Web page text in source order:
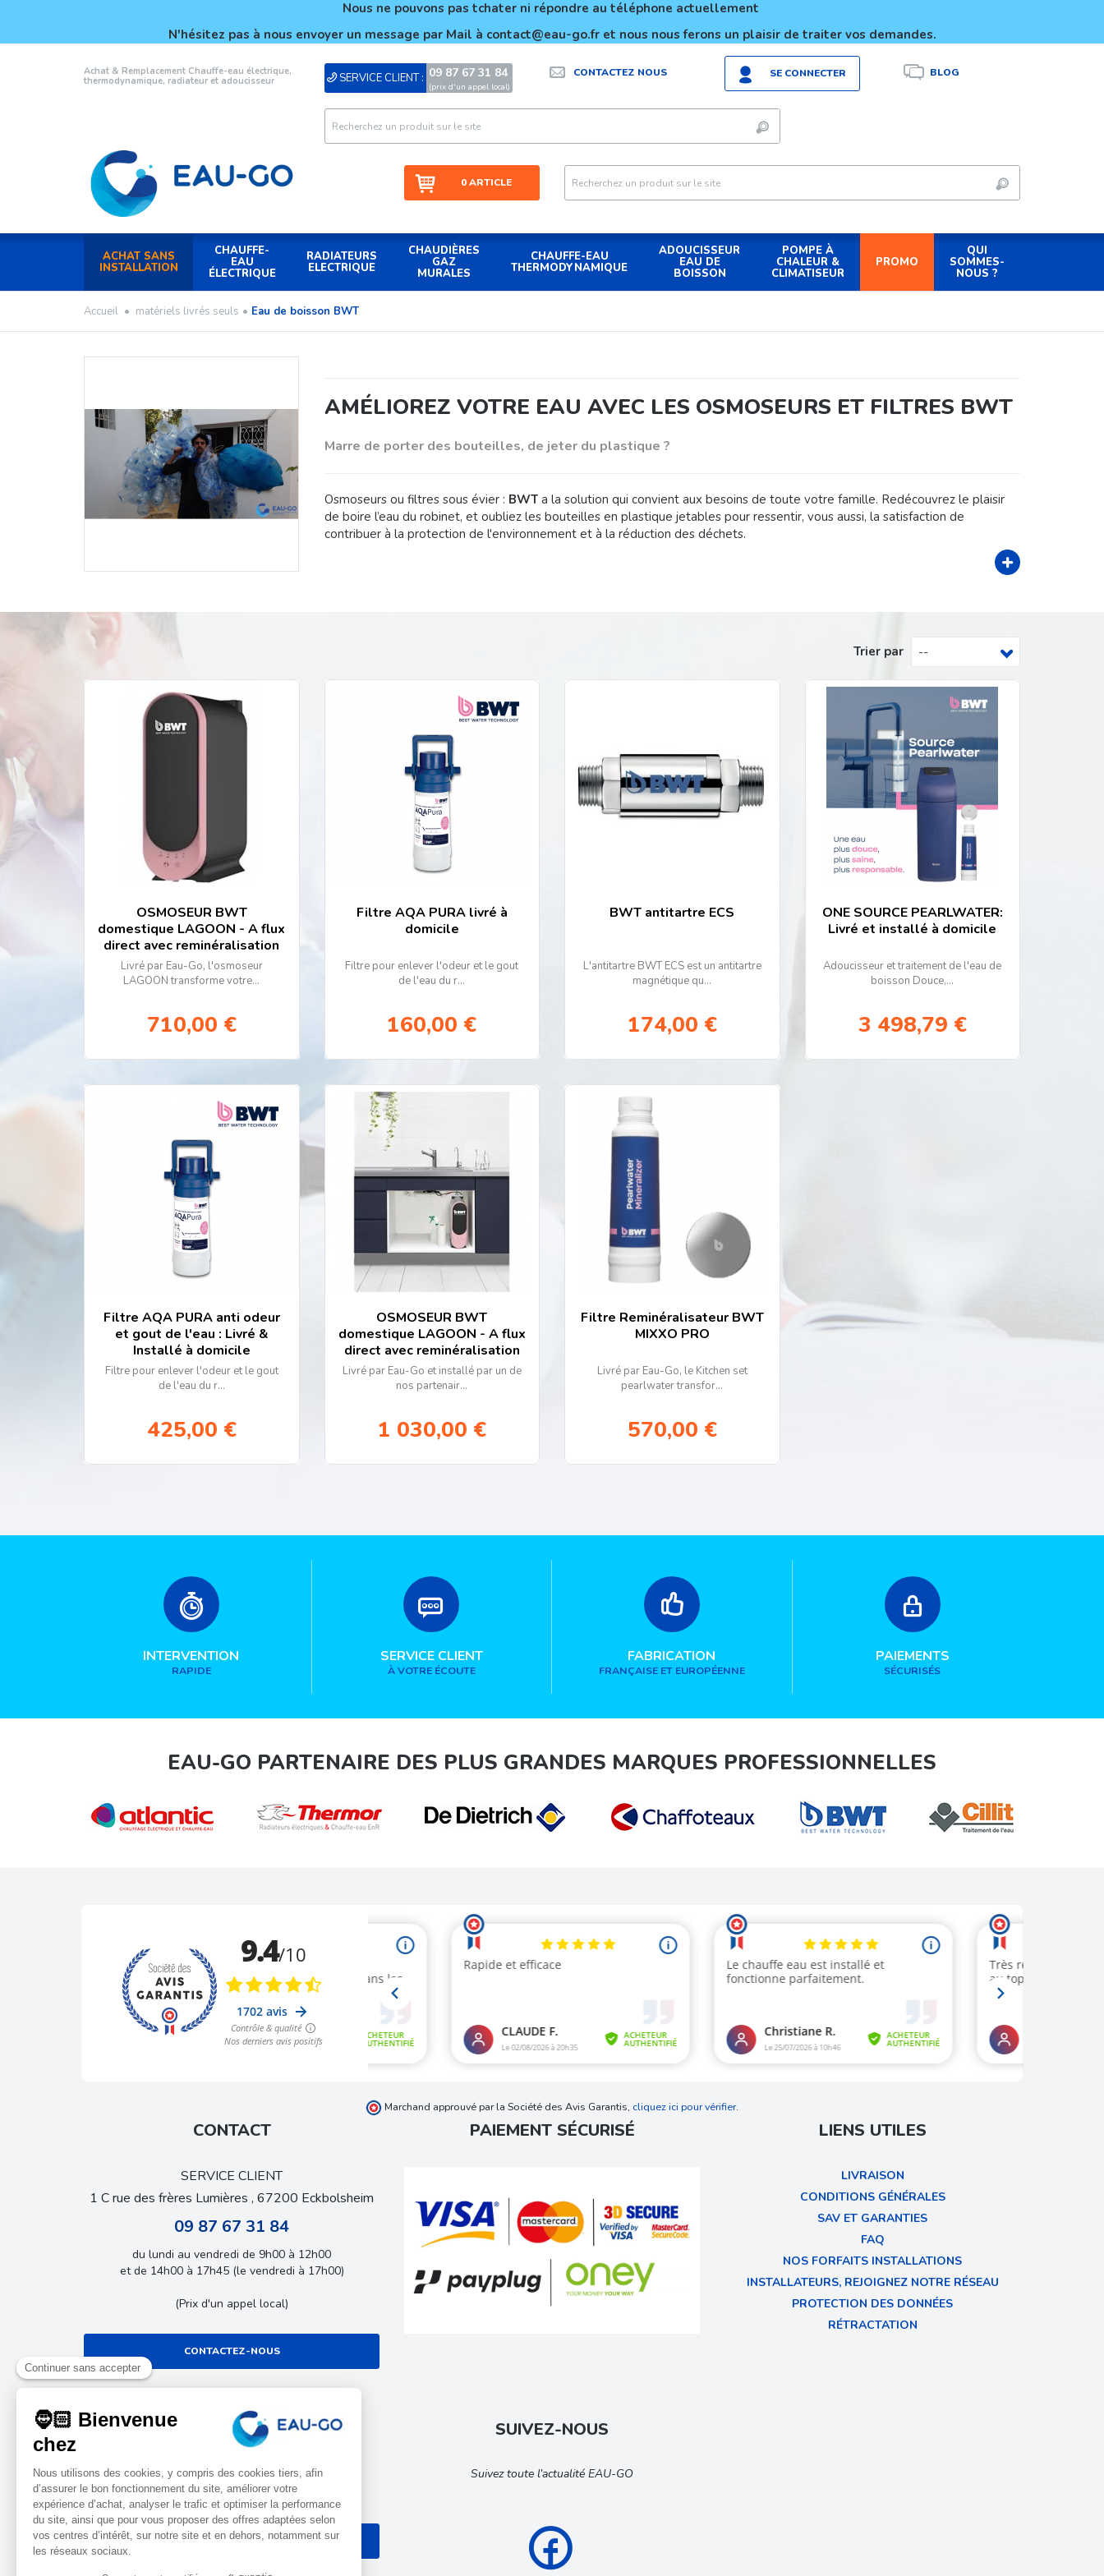
Nous ne pouvons pas tchater ni répondre au téléphone actuellement
N'hésitez pas à nous envoyer un message par Mail à contact@eau-go.fr et nous nous ferons un plaisir de traiter vos demandes.
Achat & Remplacement Chauffe-eau électrique,
thermodynamique, radiateur et adoucisseur
SERVICE CLIENT : 09 87 67 31 84
(prix d'un appel local)
CONTACTEZ NOUS SE CONNECTER BLOG
0 ARTICLE
ACHAT SANS
INSTALLATION
CHAUFFE-
EAU
ÉLECTRIQUE
RADIATEURS
ELECTRIQUE
CHAUDIÈRES
GAZ
MURALES
CHAUFFE-EAU
THERMODYNAMIQUE
ADOUCISSEUR
EAU DE
BOISSON
POMPE À
CHALEUR &
CLIMATISEUR
PROMO
QUI
SOMMES-
NOUS ?
Accueil • matériels livrés seuls • Eau de boisson BWT
AMÉLIOREZ VOTRE EAU AVEC LES OSMOSEURS ET FILTRES BWT
Marre de porter des bouteilles, de jeter du plastique ?
Osmoseurs ou filtres sous évier : BWTa la solution qui convient aux besoins de toute votre famille. Redécouvrez le plaisir
de boire l’eau du robinet, et oubliez les bouteilles en plastique jetables pour ressentir, vous aussi, la satisfaction de
contribuer à la protection de l'environnement et à la réduction des déchets.
conçoit, fabrique et accompagne les solutions de traitement de l'eau pour
7 sites de productiondans le Monde
3 300 collaborateurs
600 collaborateurs en France
2 sites de fabrication en France
26 000 adoucisseurs fabriqués par an
BWT se tourne vers les Hommes et vers l’avenir de la Planète en mettant au point des
produits et services écologiques
et économiques pour le traitement de l’eau.
Trier par --
OSMOSEUR BWT
domestique LAGOON - A flux
direct avec reminéralisation
Livré par Eau-Go, l'osmoseur
LAGOON transforme votre...
710,00 €
Filtre AQA PURA livré à
domicile
Filtre pour enlever l'odeur et le gout
de l'eau du r...
160,00 €
BWT antitartre ECS
L'antitartre BWT ECS est un antitartre
magnétique qu...
174,00 €
ONE SOURCE PEARLWATER:
Livré et installé à domicile
Adoucisseur et traitement de l'eau de
boisson Douce,...
3 498,79 €
Filtre AQA PURA anti odeur
et gout de l'eau : Livré &
Installé à domicile
Filtre pour enlever l'odeur et le gout
de l'eau du r...
425,00 €
OSMOSEUR BWT
domestique LAGOON - A flux
direct avec reminéralisation
livré et inst...
Livré par Eau-Go et installé par un de
nos partenair...
1 030,00 €
Filtre Reminéralisateur BWT
MIXXO PRO
Livré par Eau-Go, le Kitchen set
pearlwater transfor...
570,00 €
INTERVENTION
RAPIDE
SERVICE CLIENT
À VOTRE ÉCOUTE
FABRICATION
FRANÇAISE ET EUROPÉENNE
PAIEMENTS
SÉCURISÉS
EAU-GO PARTENAIRE DES PLUS GRANDES MARQUES PROFESSIONNELLES
Marchand approuvé par la Société des Avis Garantis, cliquez ici pour vérifier.
CONTACT
SERVICE CLIENT
1 C rue des frères Lumières , 67200 Eckbolsheim
09 87 67 31 84
du lundi au vendredi de 9h00 à 12h00
et de 14h00 à 17h45 (le vendredi à 17h00)
(Prix d'un appel local)
CONTACTEZ-NOUS
PAIEMENT SÉCURISÉ LIENS UTILES
LIVRAISON
CONDITIONS GÉNÉRALES
SAV ET GARANTIES
FAQ
NOS FORFAITS INSTALLATIONS
INSTALLATEURS, REJOIGNEZ NOTRE RÉSEAU
PROTECTION DES DONNÉES
RÉTRACTATION
LE BLOG
Découvrez tous nos conseils et bon plans !
ACCÉDER AU BLOG
SUIVEZ-NOUS
Suivez toute l’actualité EAU-GO